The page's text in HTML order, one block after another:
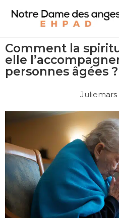
Comment la
elle
personnes âgées ?
Juliemars